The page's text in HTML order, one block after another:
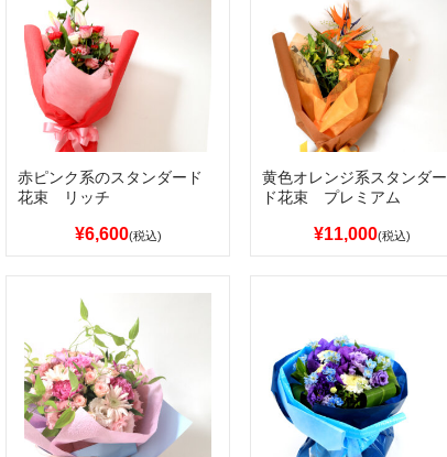
赤ピンク系のスタンダード
花束 リッチ
¥6,600(税込)
黄色オレンジ系スタンダー
ド花束 プレミアム
¥11,000(税込)